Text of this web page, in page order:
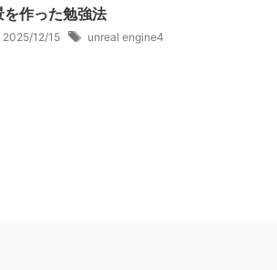
を作った勉強法
2025/12/15 unreal engine4